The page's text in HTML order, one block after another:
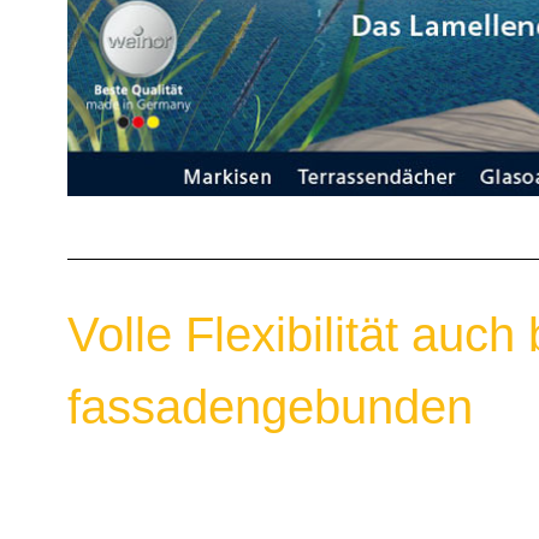
Volle Flexibilität auch
fassadengebunden